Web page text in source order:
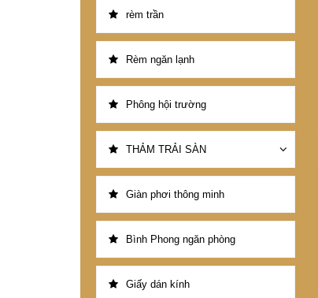
rèm trần
Rèm ngăn lạnh
Phông hội trường
THẢM TRẢI SÀN
Giàn phơi thông minh
Bình Phong ngăn phòng
Giấy dán kính